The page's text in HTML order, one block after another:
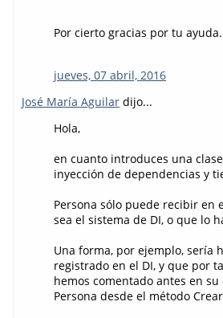
Por cierto gracias por tu
jueves, 07 abril, 2016
José María Aguilar dijo...
Hola,
en cuanto introduces una
inyección de dependencias y
Persona sólo puede recibir en
sea el sistema de DI, o que lo
Una forma, por ejemplo, sería
registrado en el DI, y que por
hemos comentado antes en
Persona desde el método